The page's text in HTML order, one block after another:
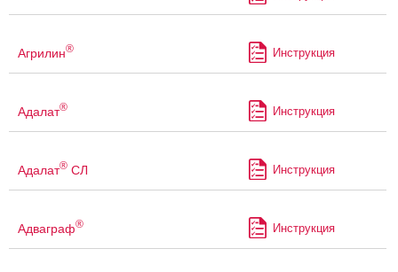
Агрилин® Инструкция
Адалат® Инструкция
Адалат® СЛ Инструкция
Адваграф® Инструкция